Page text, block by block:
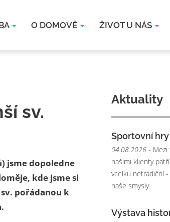
O DOMOVĚ ŽIVOT U NÁS
sv.
jsme dopoledne
kde jsme si
pořádanou k
Aktuality
Sportovní
04.08.2026 - Mezi
našimi klienty
vcelku netradiční
naše smysly.
Výstava